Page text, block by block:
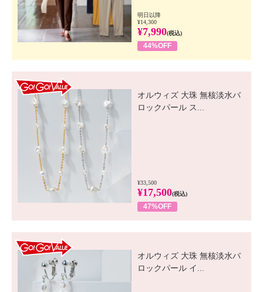
明日以降
¥14,300
¥7,990(税込)
44%OFF
オルウィズ 大珠 無核淡水バ
ロックパール ス...
¥33,500
¥17,500(税込)
47%OFF
オルウィズ 大珠 無核淡水バ
ロックパール イ...